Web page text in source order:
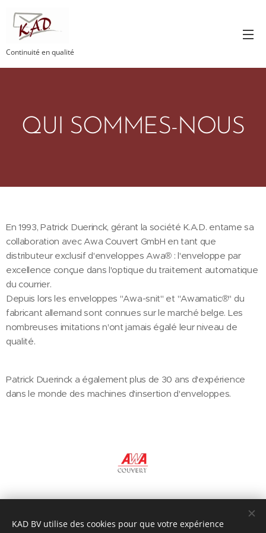
Continuité en qualité
QUI SOMMES-NOUS
En 1993, Patrick Duerinck, gérant la société K.A.D. entame sa
collaboration avec Awa Couvert GmbH en tant que
distributeur exclusif d'enveloppes Awa® : l'enveloppe par
excellence conçue dans l'optique du traitement automatique
du courrier.
Depuis lors les enveloppes "Awa-snit" et "Awamatic®" du
fabricant allemand sont connues sur le marché belge. Les
nombreuses imitations n'ont jamais égalé leur niveau de
qualité.
Patrick Duerinck a également plus de 30 ans d'expérience
dans le monde des machines d'insertion d'enveloppes.
©2023 KAD bv, Goudvinkenlaan 35, 1500 Halle, België
KAD BV utilise des cookies pour que votre expérience